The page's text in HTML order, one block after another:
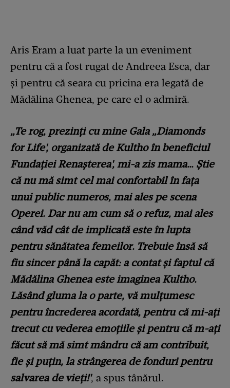
Aris Eram a luat parte la un eveniment
pentru că a fost rugat de Andreea Esca, dar
și pentru că seara cu pricina era legată de
Mădălina Ghenea, pe care el o admiră.
„Te rog, prezinți cu mine Gala „Diamonds
for Life', organizată de Kultho în beneficiul
Fundației Renașterea', mi-a zis mama… Știe
că nu mă simt cel mai confortabil în fața
unui public numeros, mai ales pe scena
Operei. Dar nu am cum să o refuz, mai ales
când văd cât de implicată este în lupta
pentru sănătatea femeilor. Trebuie însă să
fiu sincer până la capăt: a contat și faptul că
Mădălina Ghenea este imaginea Kultho.
Lăsând gluma la o parte, vă mulțumesc
pentru încrederea acordată, pentru că mi-ați
trecut cu vederea emoțiile și pentru că m-ați
făcut să mă simt mândru că am contribuit,
fie și puțin, la strângerea de fonduri pentru
salvarea de vieți!', a spus tânărul.